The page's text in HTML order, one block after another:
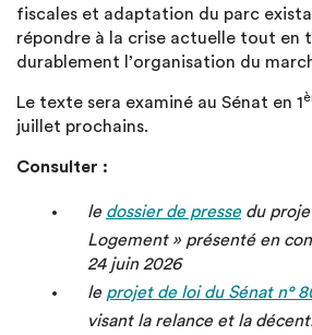
fiscales et adaptation du parc
répondre à la crise actuelle tout en
durablement l’organisation du
Le texte sera examiné au Sénat en 1
juillet prochains.
Consulter :
le dossier de pressedu
Logement » présenté en
24 juin 2026
le projet de loi du Sénat n°
visant la relance et la